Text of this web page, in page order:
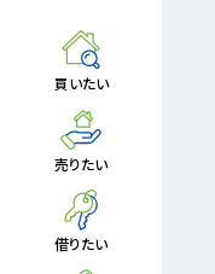
買いたい
売りたい
借りたい